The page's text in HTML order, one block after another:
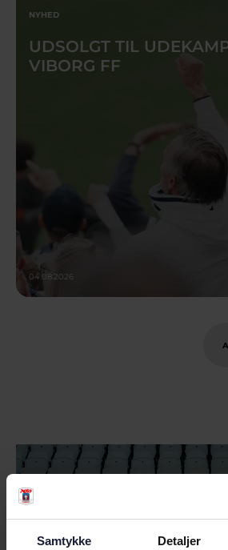
Samtykke Detaljer
NYHED
UDSOLGT TIL
VIBORG FF
04.08.2026